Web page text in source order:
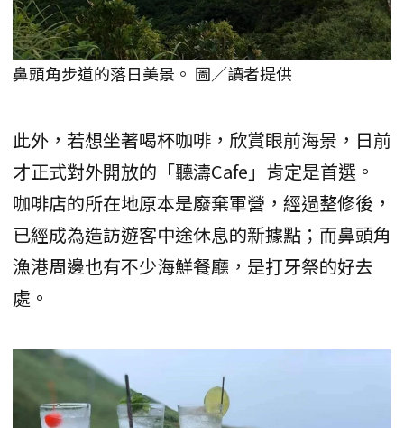
鼻頭角步道的落日美景。 圖／讀者提供
此外，若想坐著喝杯咖啡，欣賞眼前海景，日前
才正式對外開放的「聽濤Cafe」肯定是首選。
咖啡店的所在地原本是廢棄軍營，經過整修後，
已經成為造訪遊客中途休息的新據點；而鼻頭角
漁港周邊也有不少海鮮餐廳，是打牙祭的好去
處。